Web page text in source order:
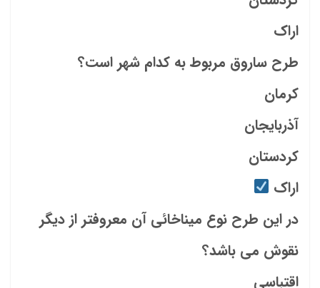
اراک
طرح ساروق مربوط به کدام شهر است؟
کرمان
آذربایجان
کردستان
اراک
در این طرح نوع میناخائی آن معروفتر از دیگر
نقوش می باشد؟
اقتباسی